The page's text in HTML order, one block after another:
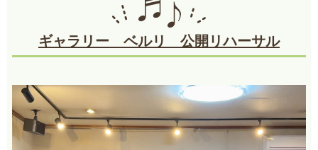
ギャラリー ベルリ 公開リハーサル